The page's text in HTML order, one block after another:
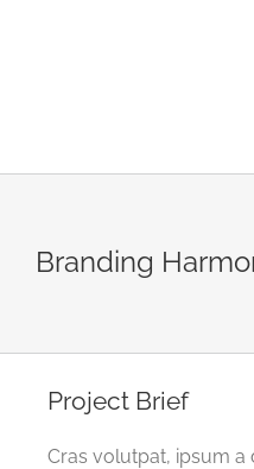
Branding
Project Brief
Cras volutpat, ipsum a